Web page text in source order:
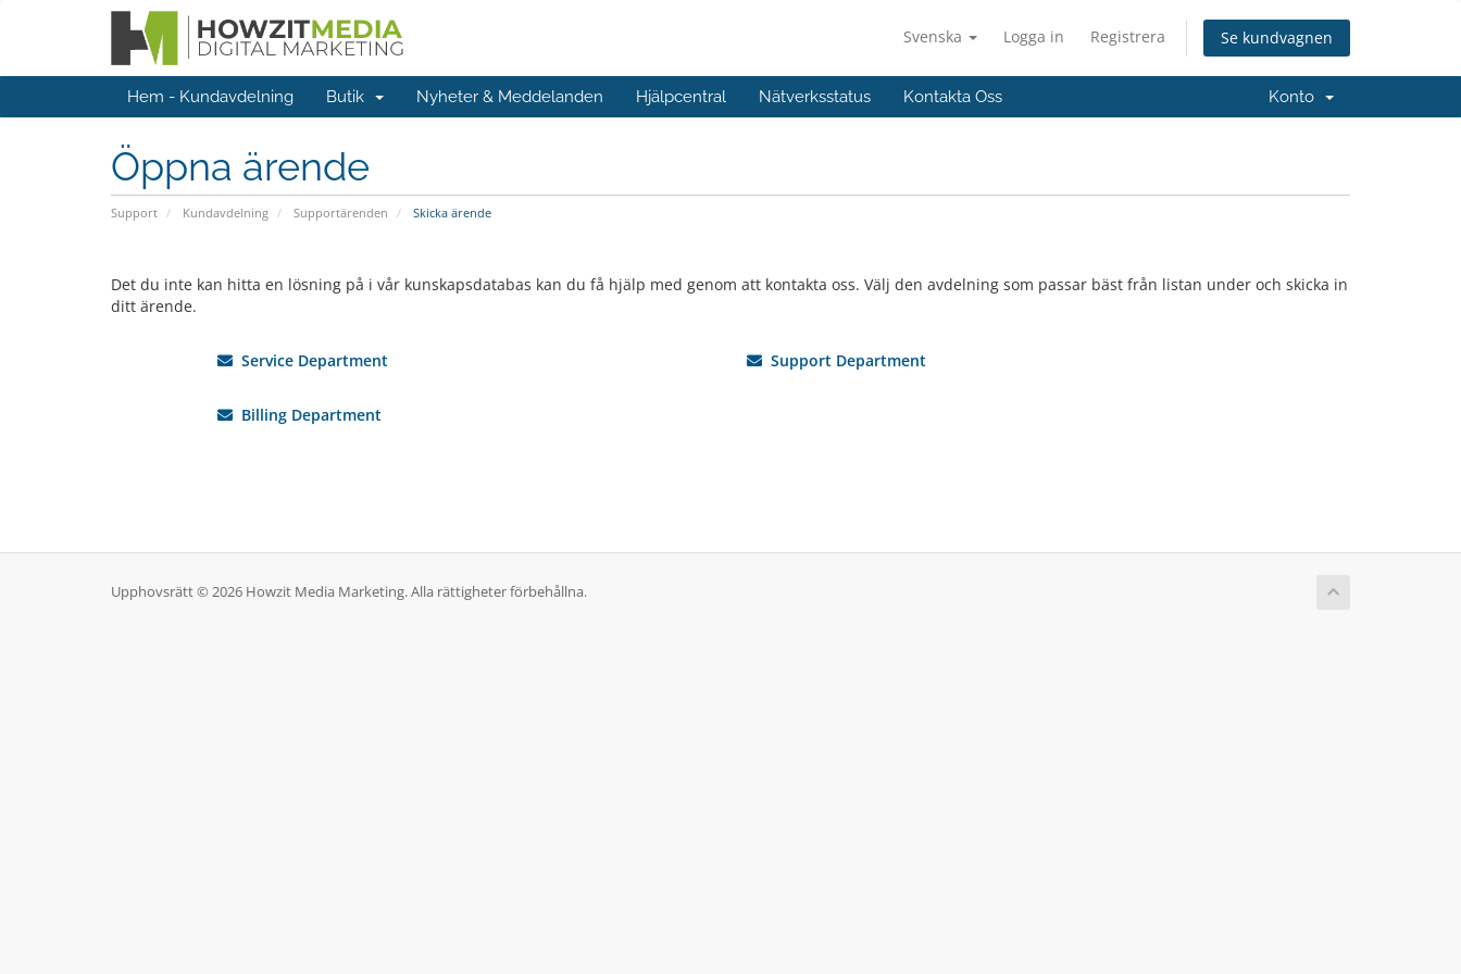
Svenska Logga in Registrera Se kundvagnen
Hem - Kundavdelning Butik Nyheter & Meddelanden Hjälpcentral Nätverksstatus Kontakta Oss Konto
Öppna ärende
Support Kundavdelning Supportärenden Skicka ärende
Det du inte kan hitta en lösning på i vår kunskapsdatabas kan du få hjälp med genom att kontakta oss. Välj den avdelning som passar bäst från listan under och skicka in
ditt ärende.
Service Department Support Department
Billing Department
Upphovsrätt © 2026 Howzit Media Marketing. Alla rättigheter förbehållna.